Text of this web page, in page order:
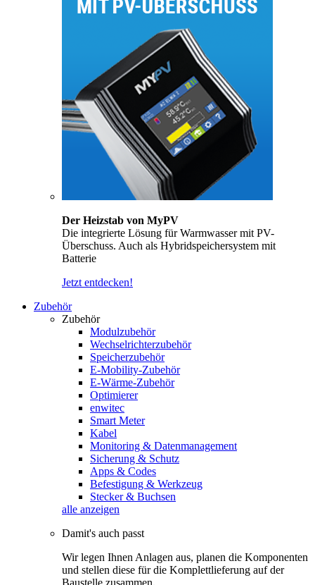
Der Heizstab von MyPV
Die integrierte Lösung für Warmwasser mit PV-
Überschuss. Auch als Hybridspeichersystem mit
Batterie
Jetzt entdecken!
Zubehör
Zubehör
Modulzubehör
Wechselrichterzubehör
Speicherzubehör
E-Mobility-Zubehör
E-Wärme-Zubehör
Optimierer
enwitec
Smart Meter
Kabel
Monitoring & Datenmanagement
Sicherung & Schutz
Apps & Codes
Befestigung & Werkzeug
Stecker & Buchsen
alle anzeigen
Damit's auch passt
Wir legen Ihnen Anlagen aus, planen die Komponenten
und stellen diese für die Komplettlieferung auf der
Baustelle zusammen.